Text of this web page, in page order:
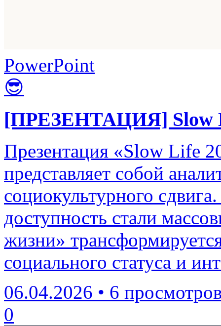
PowerPoint
😎
[ПРЕЗЕНТАЦИЯ] Slow
Презентация «Slow Life
представляет собой
социокультурного
доступность стали
жизни»
социального статуса и
06.04.2026 • 6
0